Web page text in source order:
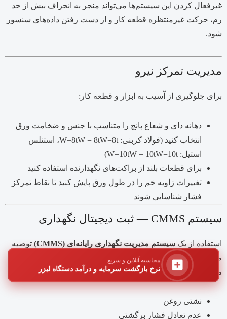
غیرفعال کردن این سیستم‌ها می‌تواند منجر به انحراف بیش از حد
رم، حرکت غیرمنتظره قطعه کار و از دست رفتن داده‌های سنسور
شود.
مدیریت تمرکز نیرو
برای جلوگیری از آسیب به ابزار و قطعه کار:
دهانه دای و شعاع پانچ را متناسب با جنس و ضخامت ورق
انتخاب کنید (فولاد کربنی:
W=8tW = 8tW=8t
، استنلس
استیل:
W=10tW = 10tW=10t
)
برای قطعات بلند از براکت‌های نگهدارنده استفاده کنید
تغییرات زاویه خم را در طول ورق پایش کنید تا نقاط تمرکز
فشار شناسایی شوند
سیستم CMMS — ثبت دیجیتال نگهداری
استفاده از یک سیستم مدیریت نگهداری رایانه‌ای (CMMS)
توصیه
می‌شود. این سیستم امکان ثبت و پیگیری موارد زیر را فراهم
می‌کند:
نشتی روغن
عدم تعادل فشار برگشتی
محاسبه آنلاین و سریع
نرخ بازگشت سرمایه و درآمد دستگاه لیزر